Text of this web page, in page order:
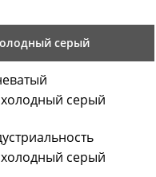
серый
серый
серый